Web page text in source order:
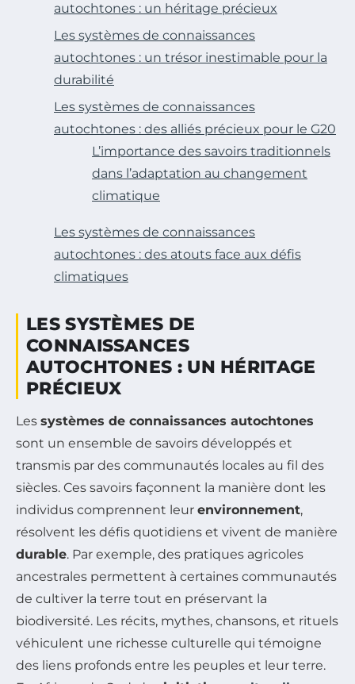
autochtones : un héritage précieux
Les systèmes de connaissances
autochtones : un trésor inestimable pour la
durabilité
Les systèmes de connaissances
autochtones : des alliés précieux pour le G20
L’importance des savoirs traditionnels
dans l’adaptation au changement
climatique
Les systèmes de connaissances
autochtones : des atouts face aux défis
climatiques
LES SYSTÈMES DE
CONNAISSANCES
AUTOCHTONES : UN HÉRITAGE
PRÉCIEUX
Les systèmes de connaissances autochtones
sont un ensemble de savoirs développés et
transmis par des communautés locales au fil des
siècles. Ces savoirs façonnent la manière dont les
individus comprennent leur environnement,
résolvent les défis quotidiens et vivent de manière
durable. Par exemple, des pratiques agricoles
ancestrales permettent à certaines communautés
de cultiver la terre tout en préservant la
biodiversité. Les récits, mythes, chansons, et rituels
véhiculent une richesse culturelle qui témoigne
des liens profonds entre les peuples et leur terre.